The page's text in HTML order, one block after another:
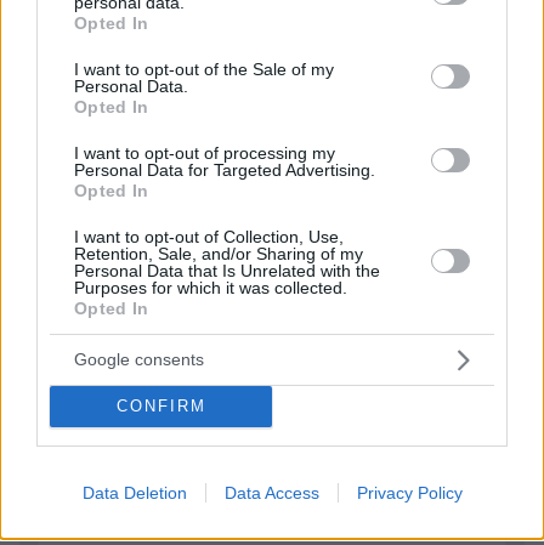
grant or deny consent to Google and its third-party tags to
use your data for below specified purposes in below Google
consent section.
Opted In
I want to opt-out of the Sale of my
Personal Data.
Opted In
I want to opt-out of processing my
Personal Data for Targeted Advertising.
Opted In
I want to opt-out of Collection, Use,
Retention, Sale, and/or Sharing of my
Personal Data that Is Unrelated with the
Purposes for which it was collected.
Opted In
Google consents
CONFIRM
Data Deletion Data Access Privacy Policy
ΌΝΟΜΑ *
EMAIL
ΣΧΌΛΙΟ *